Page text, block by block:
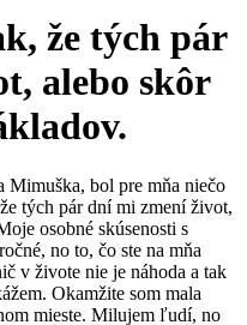
že tých pár
alebo skôr
bol pre mňa niečo
tých pár dní mi zmení život,
osobné skúsenosti s
no to, čo ste na mňa
v živote nie je náhoda a tak
Okamžite som mala
mieste. Milujem ľudí, no